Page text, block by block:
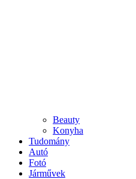
Beauty
Konyha
Tudomány
Autó
Fotó
Járművek